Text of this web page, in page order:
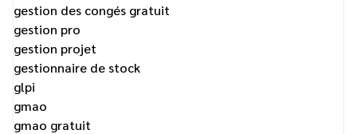
gestion des congés gratuit
gestion pro
gestion projet
gestionnaire de stock
glpi
gmao
gmao gratuit